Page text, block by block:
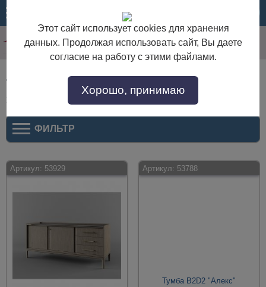
Тумбы под телевизор напольные Вилейская
мебельная фабрика
ФИЛЬТР
Артикул: 53929 Артикул: 53788
Тумба B2D2 "Алекс"
Этот сайт использует cookies для хранения
данных. Продолжая использовать сайт, Вы даете
согласие на работу с этими файлами.
Хорошо, принимаю